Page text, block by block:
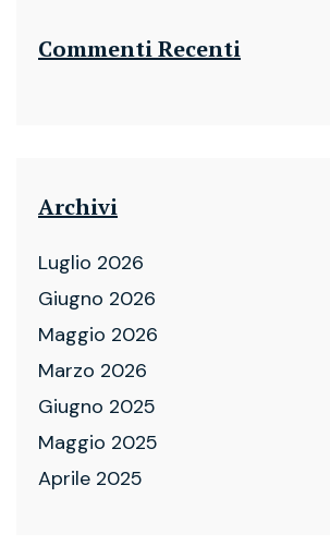
Commenti Recenti
Archivi
Luglio 2026
Giugno 2026
Maggio 2026
Marzo 2026
Giugno 2025
Maggio 2025
Aprile 2025